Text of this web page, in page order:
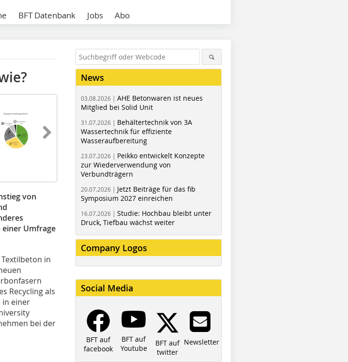
BFT Datenbank Jobs Abo
Figure: ITA
von
Umfrage
in
Recycling als
in einer
bei der
News
03.08.2026 | AHE Betonwaren ist neues
Mitglied bei Solid Unit
31.07.2026 | Behältertechnik von 3A
Wassertechnik für effiziente
Wasseraufbereitung
23.07.2026 | Peikko entwickelt Konzepte
zur Wiederverwendung von
Verbundträgern
20.07.2026 | Jetzt Beiträge für das fib
Symposium 2027 einreichen
16.07.2026 | Studie: Hochbau bleibt unter
Druck, Tiefbau wächst weiter
Company Logos
Social Media
BFT auf
facebook
BFT auf
Youtube
BFT auf
twitter
Newsletter